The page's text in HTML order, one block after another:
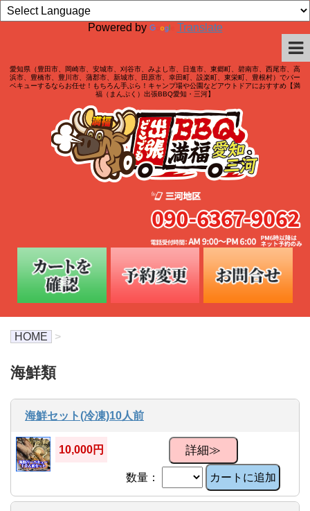
Powered by Translate
愛知県（豊田市、岡崎市、安城市、刈谷市、みよし市、日進市、東郷町、碧南市、西尾市、高
浜市、豊橋市、豊川市、蒲郡市、新城市、田原市、幸田町、設楽町、東栄町、豊根村）でバー
ベキューするならお任せ！もちろん手ぶら！キャンプ場や公園などアウトドアにおすすめ【満
福（まんぷく）出張BBQ愛知・三河】
HOME >
海鮮類
海鮮セット(冷凍)10人前
10,000円 詳細≫
数量： カートに追加